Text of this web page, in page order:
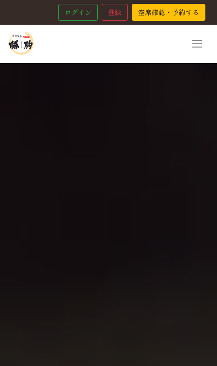
ログイン 登録 空席確認・予約する